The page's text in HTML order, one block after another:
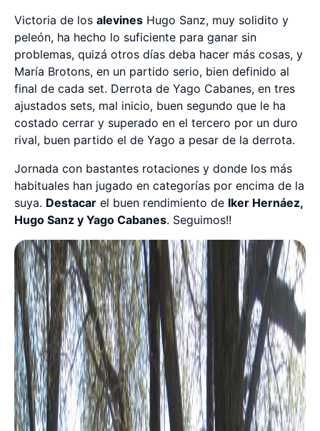
Victoria de los alevines Hugo Sanz, muy solidito y
peleón, ha hecho lo suficiente para ganar sin
problemas, quizá otros días deba hacer más cosas, y
María Brotons, en un partido serio, bien definido al
final de cada set. Derrota de Yago Cabanes, en tres
ajustados sets, mal inicio, buen segundo que le ha
costado cerrar y superado en el tercero por un duro
rival, buen partido el de Yago a pesar de la derrota.
Jornada con bastantes rotaciones y donde los más
habituales han jugado en categorías por encima de la
suya. Destacar el buen rendimiento de Iker Hernáez,
Hugo Sanz y Yago Cabanes. Seguimos!!